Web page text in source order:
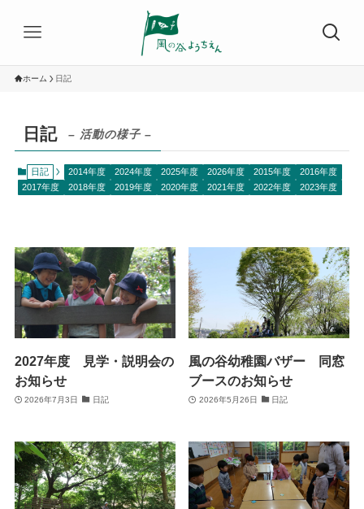
ホーム 日記
日記 – 活動の様子 –
日記 2014年度 2024年度 2025年度 2026年度 2015年度
2016年度
2017年度
2018年度 2019年度 2020年度 2021年度 2022年度 2023年度
2027年度 見学・説明会の
お知らせ
2026年7月3日 日記
風の谷幼稚園バザー 同窓
ブースのお知らせ
2026年5月26日 日記